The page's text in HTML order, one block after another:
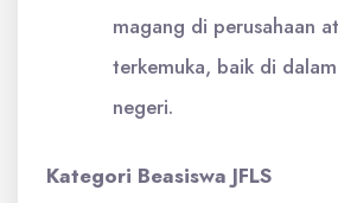
magang di perusahaan
terkemuka, baik di
negeri.
Kategori Beasiswa JFLS